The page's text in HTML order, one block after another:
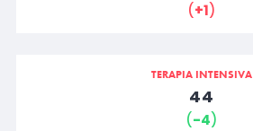
(+1)
TERAPIA INTENSIVA
44
(-4)